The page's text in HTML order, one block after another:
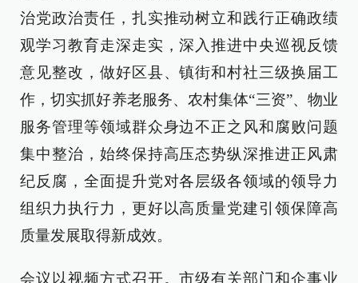
治党政治责任，扎实推动树立和践行正确政绩
观学习教育走深走实，深入推进中央巡视反馈
意见整改，做好区县、镇街和村社三级换届工
作，切实抓好养老服务、农村集体“三资”、物业
服务管理等领域群众身边不正之风和腐败问题
集中整治，始终保持高压态势纵深推进正风肃
纪反腐，全面提升党对各层级各领域的领导力
组织力执行力，更好以高质量党建引领保障高
质量发展取得新成效。
会议以视频方式召开。市级有关部门和企事业